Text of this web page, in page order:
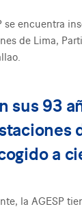
se encuentra
de Lima,
sus 93
a
la AGESP